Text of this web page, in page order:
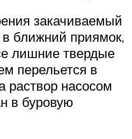
закачиваемый
в ближний приямок,
лишние твердые
перельется в
раствор насосом
в буровую